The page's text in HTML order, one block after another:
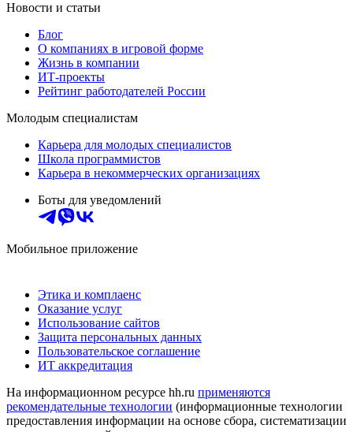
Новости и статьи
Блог
О компаниях в игровой форме
Жизнь в компании
ИТ-проекты
Рейтинг работодателей России
Молодым специалистам
Карьера для молодых специалистов
Школа программистов
Карьера в некоммерческих организациях
Боты для уведомлений
Мобильное приложение
Этика и комплаенс
Оказание услуг
Использование сайтов
Защита персональных данных
Пользовательское соглашение
ИТ аккредитация
На информационном ресурсе hh.ru применяются
рекомендательные технологии (информационные технологии
предоставления информации на основе сбора, систематизации